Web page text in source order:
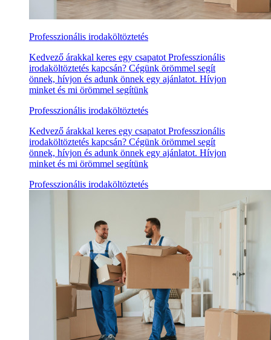
Professzionális irodaköltöztetés
Kedvező árakkal keres egy csapatot Professzionális
irodaköltöztetés kapcsán? Cégünk örömmel segít
önnek, hívjon és adunk önnek egy ajánlatot. Hívjon
minket és mi örömmel segítünk
Professzionális irodaköltöztetés
Kedvező árakkal keres egy csapatot Professzionális
irodaköltöztetés kapcsán? Cégünk örömmel segít
önnek, hívjon és adunk önnek egy ajánlatot. Hívjon
minket és mi örömmel segítünk
Professzionális irodaköltöztetés